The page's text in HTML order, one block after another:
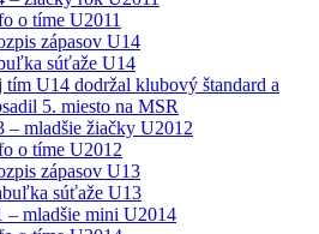
o tíme U2011
zápasov U14
súťaže U14
tím U14 dodržal klubový štandard a
5. miesto na MSR
– mladšie žiačky U2012
o tíme U2012
zápasov U13
súťaže U13
– mladšie mini U2014